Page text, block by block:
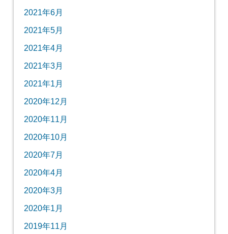
2021年6月
2021年5月
2021年4月
2021年3月
2021年1月
2020年12月
2020年11月
2020年10月
2020年7月
2020年4月
2020年3月
2020年1月
2019年11月